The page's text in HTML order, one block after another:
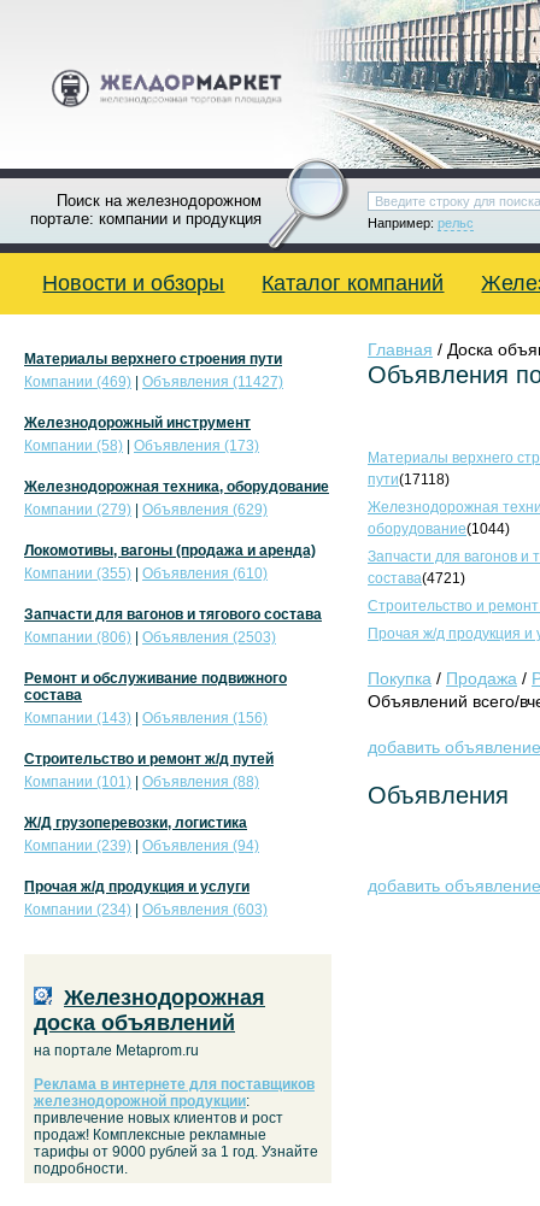
Поиск на железнодорожном
портале: компании и продукция
Например: рельс
Новости и обзоры Каталог компаний
Главная / Доска
Объявления
Материалы верхнего
пути(17118)
Железнодорожная
оборудование(1044)
Запчасти для вагонов и
состава(4721)
Строительство и
Прочая ж/д продукция и
Покупка / Продажа /
Объявлений всего/
добавить объявление
Объявления
добавить объявление
Материалы верхнего строения пути
Компании (469)
Объявления (11427)
Железнодорожный инструмент
Компании (58)
Объявления (173)
Железнодорожная техника, оборудование
Компании (279)
Объявления (629)
Локомотивы, вагоны (продажа и аренда)
Компании (355)
Объявления (610)
Запчасти для вагонов и тягового состава
Компании (806)
Объявления (2503)
Ремонт и обслуживание подвижного
состава
Компании (143)
Объявления (156)
Строительство и ремонт ж/д путей
Компании (101)
Объявления (88)
Ж/Д грузоперевозки, логистика
Компании (239)
Объявления (94)
Прочая ж/д продукция и услуги
Компании (234)
Объявления (603)
Железнодорожная
доска объявлений
на портале Metaprom.ru
Реклама в интернете для поставщиков
железнодорожной продукции:
привлечение новых клиентов и рост
продаж! Комплексные рекламные
тарифы от 9000 рублей за 1 год. Узнайте
подробности.